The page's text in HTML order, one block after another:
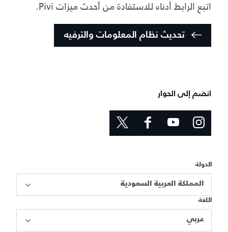
اتبع الرابط أدناه للاستفادة من أحدث ميزات Pivi.
تحديث نظام المعلومات والترفيه
انضم إلى الحوار
الدولة
المملكة العربية السعودية
اللغة
عربي